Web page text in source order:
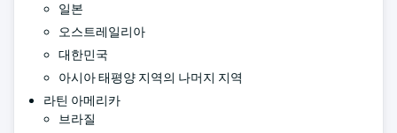
일본
오스트레일리아
대한민국
아시아 태평양 지역의 나머지 지역
라틴 아메리카
브라질